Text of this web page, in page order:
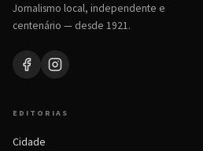
Jornalismo local, independente e
centenário — desde 1921.
EDITORIAS
Cidade